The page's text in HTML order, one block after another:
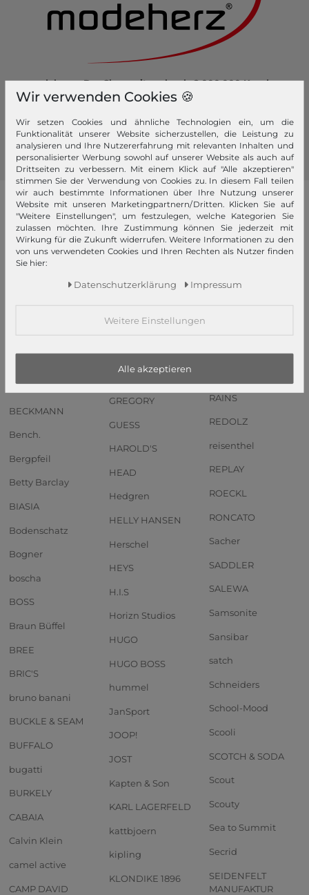
modeherz - Der Shop mit mehr als 2.000.000 Kunden.
Hier kaufen Sie sicher und bequem ein.
Werden Sie Fan von modeherz und folgen Sie uns:
unsere Marken
4YOU
abro
b.belt
BECKMANN
Bench.
Bergpfeil
Betty Barclay
BIASIA
Bodenschatz
Bogner
boscha
BOSS
Braun Büffel
BREE
BRIC'S
bruno banani
BUCKLE & SEAM
BUFFALO
bugatti
BURKELY
CABAIA
Calvin Klein
camel active
CAMP DAVID
GERRY WEBER
GIANNI CHIARINI
Gola
GREENBURRY
GreenLand Nature
GREGORY
GUESS
HAROLD'S
HEAD
Hedgren
HELLY HANSEN
Herschel
HEYS
H.I.S
Horizn Studios
HUGO
HUGO BOSS
hummel
JanSport
JOOP!
JOST
Kapten & Son
KARL LAGERFELD
kattbjoern
kipling
KLONDIKE 1896
Pick & Pack
Pink Lining
RAINS
REDOLZ
reisenthel
REPLAY
ROECKL
RONCATO
Sacher
SADDLER
SALEWA
Samsonite
Sansibar
satch
Schneiders
School-Mood
Scooli
SCOTCH & SODA
Scout
Scouty
Sea to Summit
Secrid
SEIDENFELT
MANUFAKTUR
Wir verwenden Cookies 🍪
Wir setzen Cookies und ähnliche Technologien ein, um die
Funktionalität unserer Website sicherzustellen, die Leistung zu
analysieren und Ihre Nutzererfahrung mit relevanten Inhalten und
personalisierter Werbung sowohl auf unserer Website als auch auf
Drittseiten zu verbessern. Mit einem Klick auf "Alle akzeptieren"
stimmen Sie der Verwendung von Cookies zu. In diesem Fall teilen
wir auch bestimmte Informationen über Ihre Nutzung unserer
Website mit unseren Marketingpartnern/Dritten. Klicken Sie auf
"Weitere Einstellungen", um festzulegen, welche Kategorien Sie
zulassen möchten. Ihre Zustimmung können Sie jederzeit mit
Wirkung für die Zukunft widerrufen. Weitere Informationen zu den
von uns verwendeten Cookies und Ihren Rechten als Nutzer finden
Sie hier:
Daten­schutz­erklärung Impressum
Weitere Einstellungen
Alle akzeptieren